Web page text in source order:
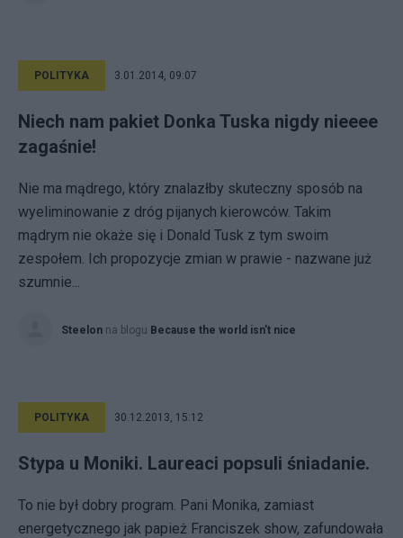
POLITYKA 3.01.2014, 09:07
Niech nam pakiet Donka Tuska nigdy nieeee
zagaśnie!
Nie ma mądrego, który znalazłby skuteczny sposób na
wyeliminowanie z dróg pijanych kierowców. Takim
mądrym nie okaże się i Donald Tusk z tym swoim
zespołem. Ich propozycje zmian w prawie - nazwane już
szumnie...
Steelon na blogu Because the world isn't nice
POLITYKA 30.12.2013, 15:12
Stypa u Moniki. Laureaci popsuli śniadanie.
To nie był dobry program. Pani Monika, zamiast
energetycznego jak papież Franciszek show, zafundowała